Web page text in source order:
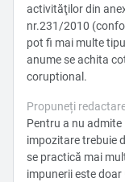
activităţilor din
nr.231/2010
pot fi mai multe
anume se achita
coruptional.
Propuneți
Pentru a nu
impozitare trebuie
se practică mai
impunerii este